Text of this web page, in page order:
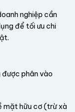
nghiệp cần
để tối ưu chi
được phân vào
mặt hữu cơ (trừ xà